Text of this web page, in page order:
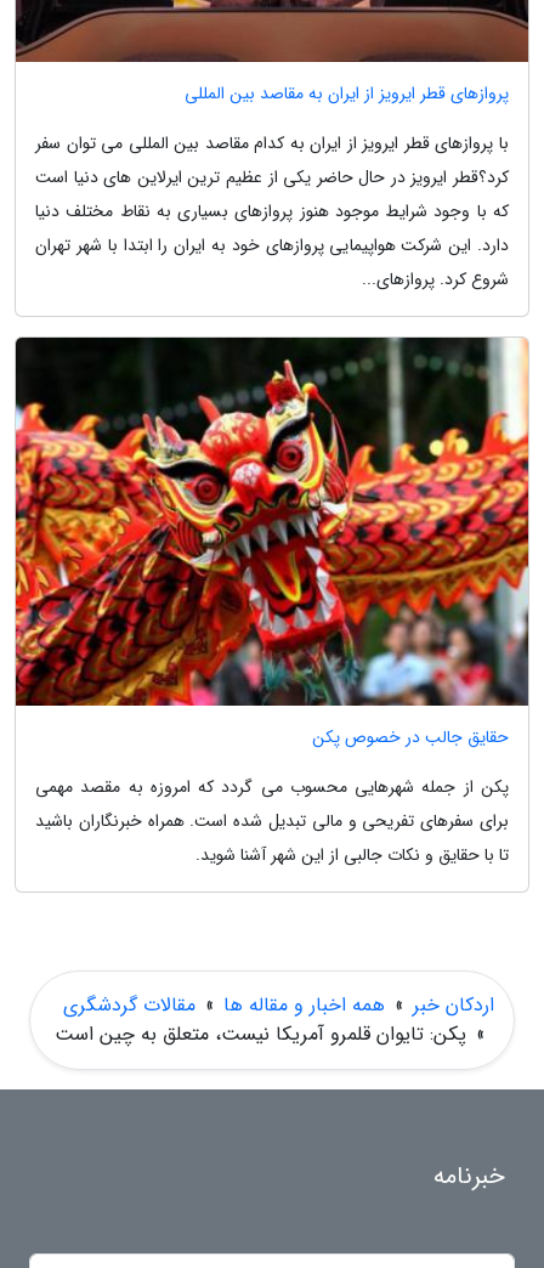
پروازهای قطر ایرویز از ایران به مقاصد بین المللی
با پروازهای قطر ایرویز از ایران به کدام مقاصد بین المللی می توان سفر
کرد؟قطر ایرویز در حال حاضر یکی از عظیم ترین ایرلاین های دنیا است
که با وجود شرایط موجود هنوز پروازهای بسیاری به نقاط مختلف دنیا
دارد. این شرکت هواپیمایی پروازهای خود به ایران را ابتدا با شهر تهران
شروع کرد. پروازهای...
حقایق جالب در خصوص پکن
پکن از جمله شهرهایی محسوب می گردد که امروزه به مقصد مهمی
برای سفرهای تفریحی و مالی تبدیل شده است. همراه خبرنگاران باشید
تا با حقایق و نکات جالبی از این شهر آشنا شوید.
اردکان خبر » همه اخبار و مقاله ها » مقالات گردشگری
» پکن: تایوان قلمرو آمریکا نیست، متعلق به چین است
خبرنامه